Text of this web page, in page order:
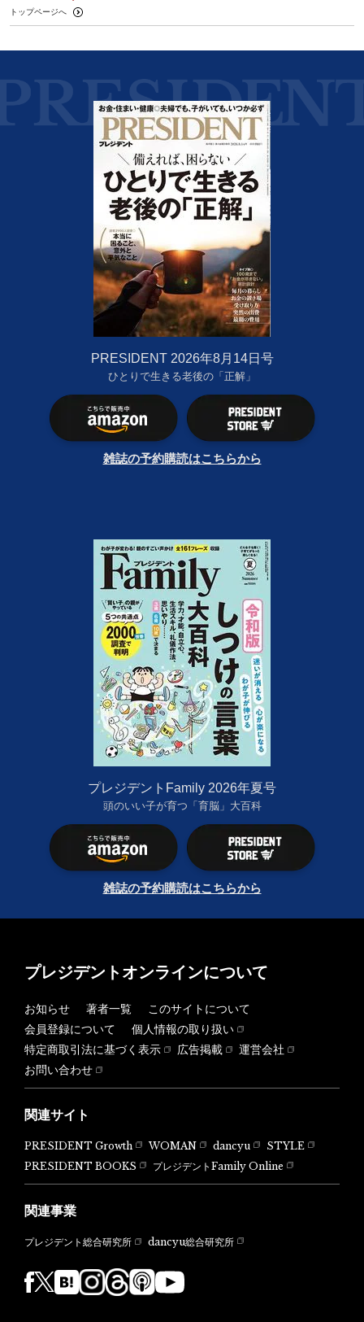
トップページへ
PRESIDENT 2026年8月14日号
ひとりで生きる老後の「正解」
雑誌の予約購読はこちらから
プレジデントFamily 2026年夏号
頭のいい子が育つ「育脳」大百科
雑誌の予約購読はこちらから
プレジデントオンラインについて
お知らせ 著者一覧
このサイトについて
会員登録について
個人情報の取り扱い
特定商取引法に基づく表示
広告掲載
運営会社
お問い合わせ
関連サイト
PRESIDENT Growth WOMAN dancyu
STYLE
PRESIDENT BOOKS
プレジデントFamily Online
関連事業
プレジデント総合研究所 dancyu総合研究所